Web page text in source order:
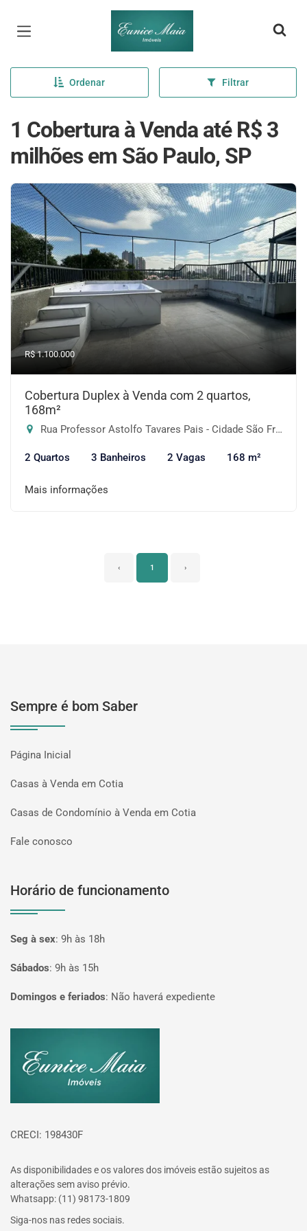
Página inicial
Ordenar Filtrar
1 Cobertura à Venda até R$ 3
milhões em São Paulo, SP
R$ 1.100.000
Cobertura Duplex à Venda com 2 quartos,
168m²
Rua Professor Astolfo Tavares Pais - Cidade São Francisco, São Paulo-SP
2 Quartos 3 Banheiros 2 Vagas 168 m²
Mais informações
‹ 1 ›
Sempre é bom Saber
Página Inicial
Casas à Venda em Cotia
Casas de Condomínio à Venda em Cotia
Fale conosco
Horário de funcionamento
Seg à sex: 9h às 18h
Sábados: 9h às 15h
Domingos e feriados: Não haverá expediente
CRECI: 198430F
As disponibilidades e os valores dos imóveis estão sujeitos as
alterações sem aviso prévio.
Whatsapp: (11) 98173-1809
Siga-nos nas redes sociais.